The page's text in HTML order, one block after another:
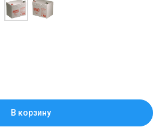
В корзину